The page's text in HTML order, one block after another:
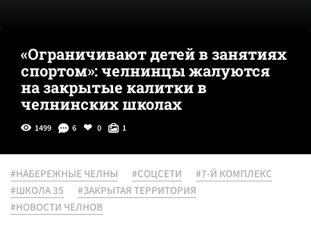
«Ограничивают детей в занятиях
спортом»: челнинцы жалуются
на закрытые калитки в
челнинских школах
1499 6 0 1
#НАБЕРЕЖНЫЕ ЧЕЛНЫ #СОЦСЕТИ
#7-Й КОМПЛЕКС
#ШКОЛА 35
#ЗАКРЫТАЯ ТЕРРИТОРИЯ
#НОВОСТИ ЧЕЛНОВ